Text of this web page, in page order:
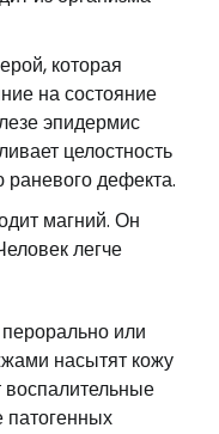
которая
на состояние
эпидермис
целостность
раневого дефекта.
магний. Он
легче
или
насытят кожу